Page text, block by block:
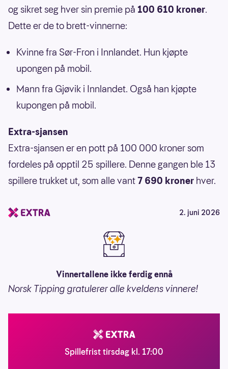
og sikret seg hver sin premie på 100 610 kroner.
Dette er de to brett-vinnerne:
Kvinne fra Sør-Fron i Innlandet. Hun kjøpte
upongen på mobil.
Mann fra Gjøvik i Innlandet. Også han kjøpte
kupongen på mobil.
Extra-sjansen
Extra-sjansen er en pott på 100 000 kroner som
fordeles på opptil 25 spillere. Denne gangen ble 13
spillere trukket ut, som alle vant7 690 kroner hver.
2. juni 2026
Vinnertallene ikke ferdig ennå
Norsk Tipping gratulerer alle kveldens vinnere!
Spillefrist tirsdag kl. 17:00